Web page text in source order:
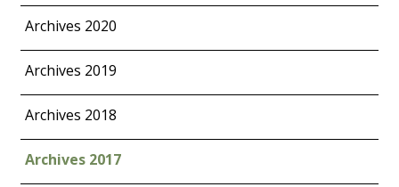
Archives 2020
Archives 2019
Archives 2018
Archives 2017